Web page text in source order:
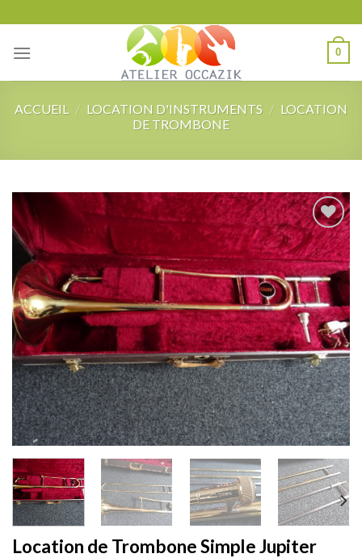
to
content
0
ACCUEIL / LOCATION D'INSTRUMENTS / LOCATION
DE TROMBONE
Add to
wishlist
Location de Trombone Simple Jupiter